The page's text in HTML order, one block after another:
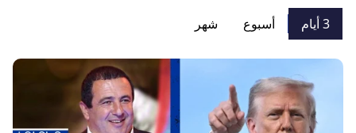
3 أيام أسبوع شهر